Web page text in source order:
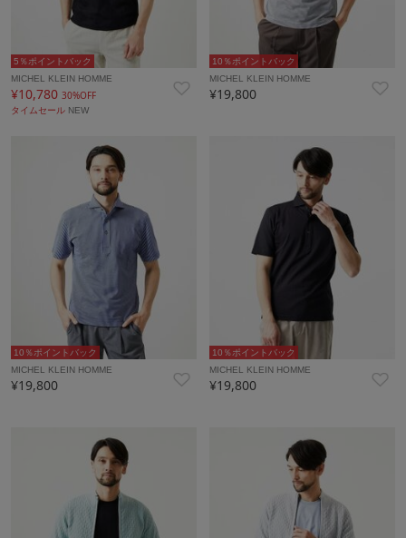
5％ポイントバック
MICHEL KLEIN HOMME
¥10,780 30%OFF
タイムセール NEW
10％ポイントバック
MICHEL KLEIN HOMME
¥19,800
10％ポイントバック
MICHEL KLEIN HOMME
¥19,800
10％ポイントバック
MICHEL KLEIN HOMME
¥19,800